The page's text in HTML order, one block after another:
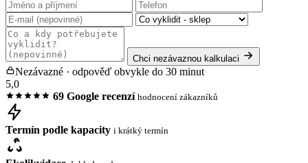
Chci nezávaznou kalkulaci
Nezávazné · odpověď obvykle do 30 minut
5,0
69 Google recenzí hodnocení zákazníků
Termín podle kapacity i krátký termín